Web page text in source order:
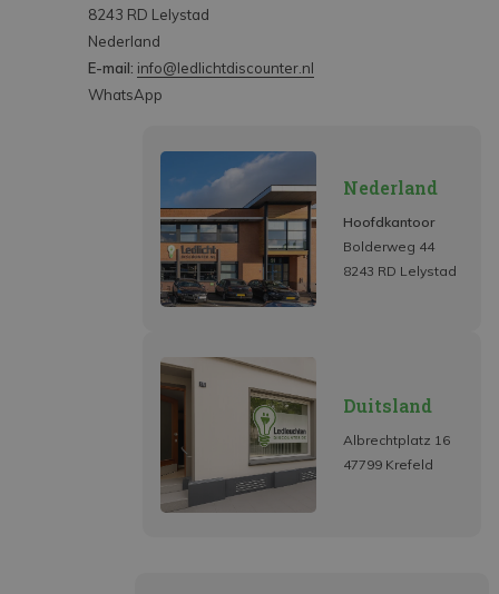
8243 RD Lelystad
Nederland
E-mail: info@ledlichtdiscounter.nl
WhatsApp
Nederland
Hoofdkantoor
Bolderweg 44
8243 RD Lelystad
Duitsland
Albrechtplatz 16
47799 Krefeld